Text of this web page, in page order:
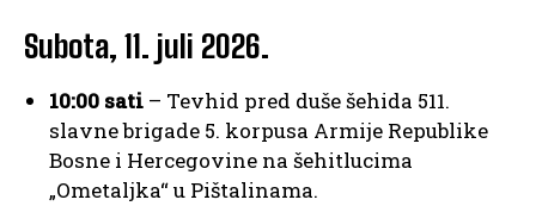
Subota, 11. juli 2026.
10:00 sati – Tevhid pred duše šehida 511.
slavne brigade 5. korpusa Armije Republike
Bosne i Hercegovine na šehitlucima
„Ometaljka“ u Pištalinama.